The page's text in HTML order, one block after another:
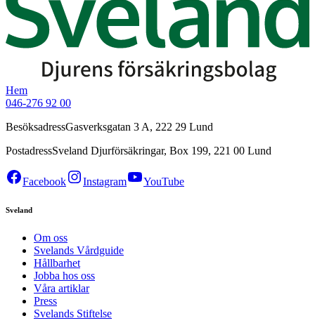
Hem
046-276 92 00
BesöksadressGasverksgatan 3 A, 222 29 Lund
PostadressSveland Djurförsäkringar, Box 199, 221 00 Lund
Facebook Instagram YouTube
Sveland
Om oss
Svelands Vårdguide
Hållbarhet
Jobba hos oss
Våra artiklar
Press
Svelands Stiftelse